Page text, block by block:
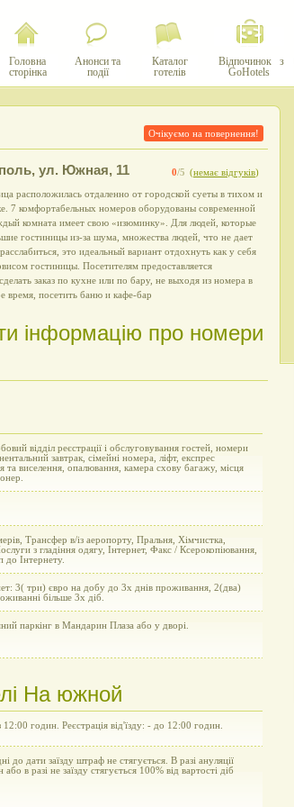
Головна
сторінка
Анонси та
події
Каталог
готелів
Відпочинок з
GoHotels
Очікуємо на повернення!
0/5 (немає відгуків)
, ул. Южная, 11
расположилась отдаленно от городской суеты в тихом и
7 комфортабельных номеров оборудованы современной
комната имеет свою «изюминку». Для людей, которые
гостиницы из-за шума, множества людей, что не дает
это идеальный вариант отдохнуть как у себя
гостиницы. Посетителям предоставляется
заказ по кухне или по бару, не выходя из номера в
время, посетить баню и кафе-бар
інформацію про номери
відділ реєстрації і обслуговування гостей, номери
завтрак, сімейні номера, ліфт, експрес
та виселення, опалювання, камера схову багажу, місця
Трансфер в/із аеропорту, Пральня, Хімчистка,
з гладіння одягу, Інтернет, Факс / Ксерокопіювання,
до Інтернету.
3( три) євро на добу до 3х днів проживання, 2(два)
більше 3х діб.
паркінг в Мандарин Плаза або у дворі.
На южной
12:00 годин. Реєстрація від'їзду: - до 12:00 годин.
до дати заїзду штраф не стягується. В разі ануляції
або в разі не заїзду стягується 100% від вартості діб